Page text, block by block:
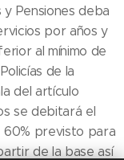
y Pensiones deba
por años y
al mínimo de
de la
del artículo
se debitará el
previsto para
de la base así